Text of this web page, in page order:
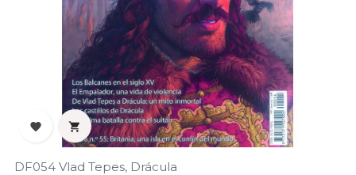
 
DF054 Vlad Tepes, Drácula